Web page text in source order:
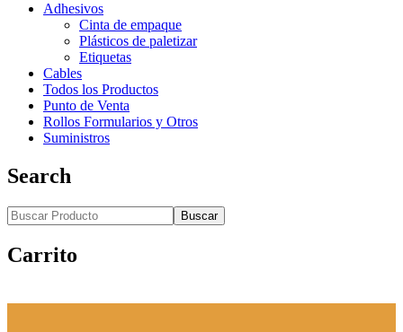
Adhesivos
Cinta de empaque
Plásticos de paletizar
Etiquetas
Cables
Todos los Productos
Punto de Venta
Rollos Formularios y Otros
Suministros
Search
Buscar
Carrito